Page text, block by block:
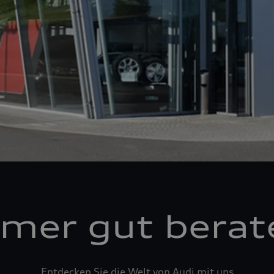
gut
Entdecken Sie die Welt von Audi mit uns